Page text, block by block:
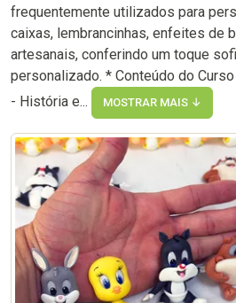
frequentemente utilizados para
caixas, lembrancinhas, enfeites de
artesanais, conferindo um toque
personalizado. * Conteúdo do
- História e...
MOSTRAR MAIS ↓